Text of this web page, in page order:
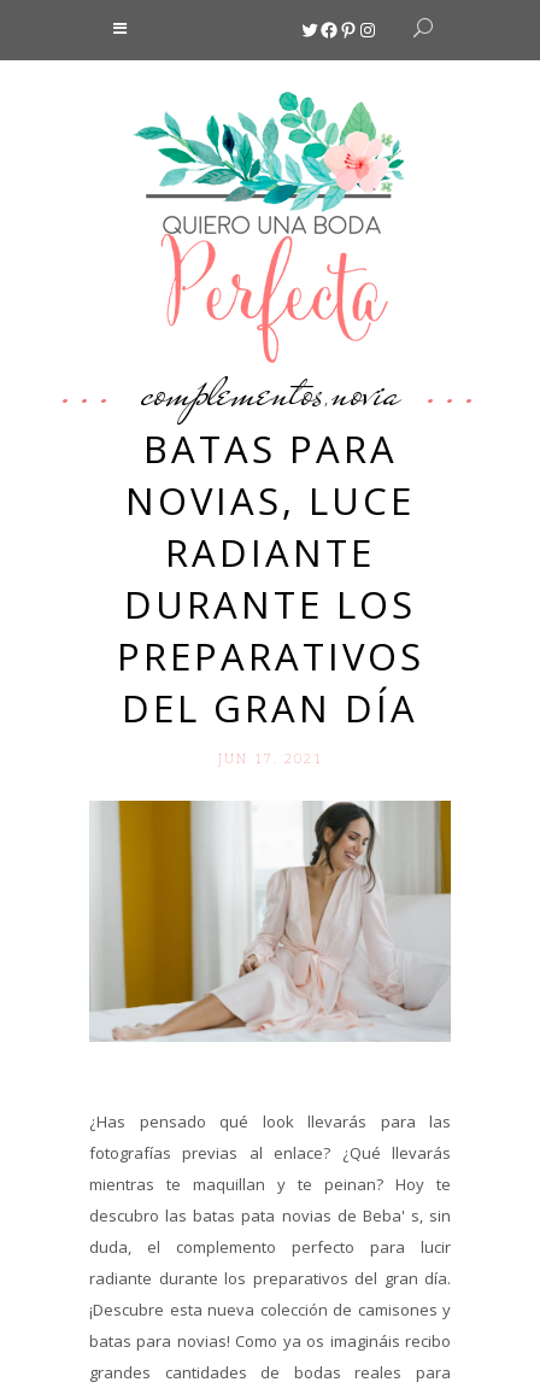
Twitter
Facebook
Pinterest
Instagram
complementos,novia
BATAS PARA
NOVIAS, LUCE
RADIANTE
DURANTE LOS
PREPARATIVOS
DEL GRAN DÍA
JUN 17. 2021
¿Has pensado qué look llevarás para las
fotografías previas al enlace? ¿Qué llevarás
mientras te maquillan y te peinan? Hoy te
descubro las batas pata novias de Beba' s, sin
duda, el complemento perfecto para lucir
radiante durante los preparativos del gran día.
¡Descubre esta nueva colección de camisones y
batas para novias! Como ya os imagináis recibo
grandes cantidades de bodas reales para